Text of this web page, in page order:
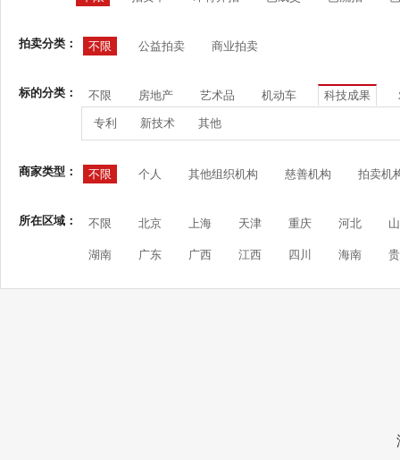
拍卖分类： 不限 公益拍卖 商业拍卖
标的分类： 不限 房地产 艺术品 机动车 科技成果
专利 新技术 其他
商家类型： 不限 个人 其他组织机构 慈善机构 拍卖机
所在区域： 不限 北京 上海 天津 重庆 河北
湖南 广东 广西 江西 四川 海南